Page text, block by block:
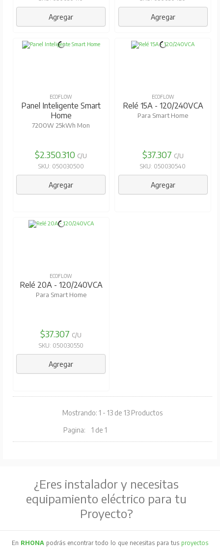
Agregar Agregar
ECOFLOW
Panel Inteligente Smart
Home
7200W 25kWh Mon
$2.350.310 C/U
SKU: 050030500
Agregar
ECOFLOW
Relé 15A - 120/240VCA
Para Smart Home
$37.307 C/U
SKU: 050030540
Agregar
ECOFLOW
Relé 20A - 120/240VCA
Para Smart Home
$37.307 C/U
SKU: 050030550
Agregar
Mostrando: 1 - 13 de 13 Productos
Pagina: 1 de 1
¿Eres instalador y necesitas
equipamiento eléctrico para tu
Proyecto?
En RHONA podrás encontrar todo lo que necesitas para tus proyectos